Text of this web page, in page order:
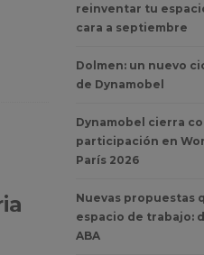
reinventar tu
cara a septiembre
Dolmen: un nuevo
de Dynamobel
Dynamobel cierra
participación en
París 2026
Nuevas propuestas
espacio de trabajo:
ABA